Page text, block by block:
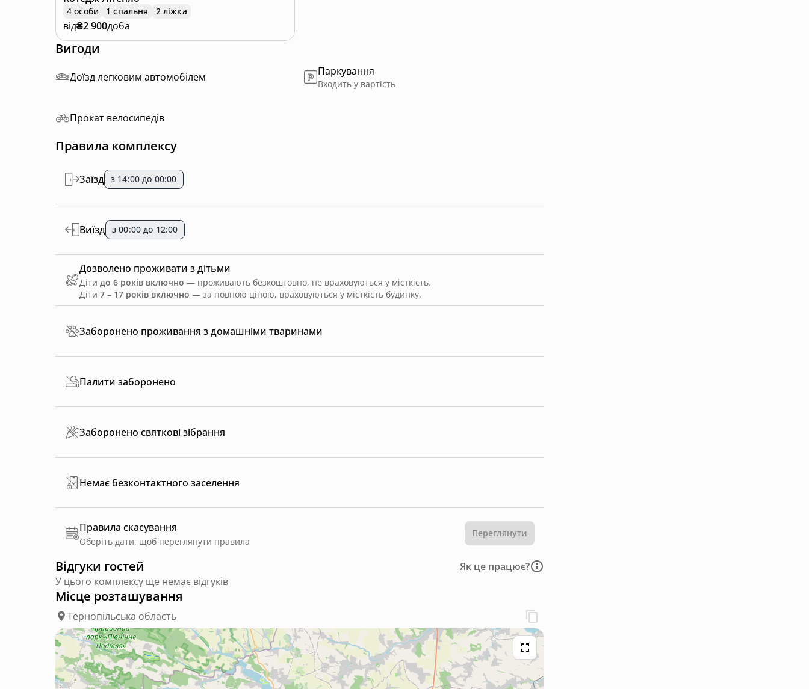
4 особи 1 спальня 2 ліжка
від₴2 900доба
Вигоди
Доїзд легковим автомобілем Паркування
Входить у вартість
Прокат велосипедів
Правила комплексу
Заборонено проживання з домашніми тваринами
Заїзд з 14:00 до 00:00
Виїзд з 00:00 до 12:00
Дозволено проживати з дітьми
Діти до 6 років включно — проживають безкоштовно, не враховуються у місткість.
Діти 7 – 17 років включно — за повною ціною, враховуються у місткість будинку.
Палити заборонено
Заборонено святкові зібрання
Немає безконтактного заселення
Правила скасування
Оберіть дати, щоб переглянути правила
Переглянути
Відгуки гостей
Як це працює?
У цього комплексу ще немає відгуків
Місце розташування
Тернопільська область